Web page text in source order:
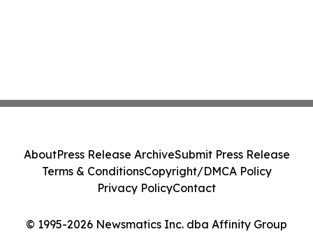
© 1995-2026 Newsmatics Inc. dba Affinity Group
AboutPress Release ArchiveSubmit Press Release
Terms & ConditionsCopyright/DMCA Policy
Privacy PolicyContact